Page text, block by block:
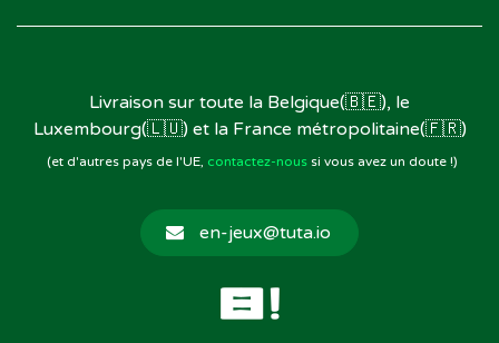
Livraison sur toute la Belgique(🇧🇪), le
Luxembourg(🇱🇺) et la France métropolitaine(🇫🇷)
(et d'autres pays de l'UE, contactez-noussi vous avez un doute !)
en-jeux@tuta.io